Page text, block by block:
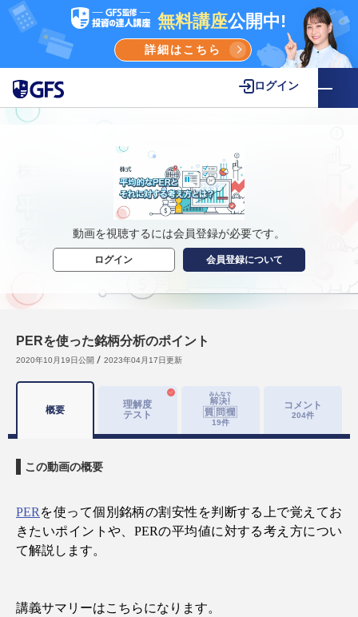
無料講座公開中!
詳細はこちら
ログイン
動画を視聴するには会員登録が必要です。
ログイン 会員登録について
PERを使った銘柄分析のポイント
2020年10月19日公開 2023年04月17日更新
概要
理解度
テスト
19件
コメント
204件
この動画の概要
PER を使って個別銘柄の割安性を判断する上で覚えてお
きたいポイントや、 PERの平均値に対する考え方につい
て解説します。
講義サマリーはこちらになります。